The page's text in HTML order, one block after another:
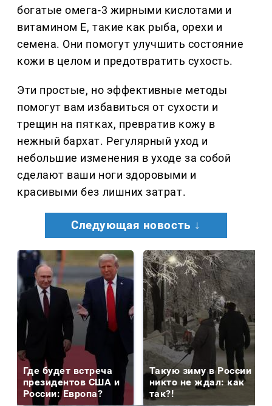
богатые омега-3 жирными кислотами и
витамином E, такие как рыба, орехи и
семена. Они помогут улучшить состояние
кожи в целом и предотвратить сухость.
Эти простые, но эффективные методы
помогут вам избавиться от сухости и
трещин на пятках, превратив кожу в
нежный бархат. Регулярный уход и
небольшие изменения в уходе за собой
сделают ваши ноги здоровыми и
красивыми без лишних затрат.
Следующая новость ↓
Где будет встреча
президентов США и
России: Европа?
Такую зиму в России
никто не ждал: как
так?!